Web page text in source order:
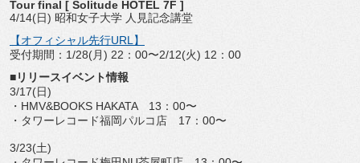
Tour final [ Solitude HOTEL 7F ]
4/14(日) 昭和女子大学 人見記念講堂
【オフィシャル先行URL】
受付期間：1/28(月) 22：00〜2/12(火) 12：00
■リリースイベント情報
3/17(日)
・HMV&BOOKS HAKATA 13：00〜
・タワーレコード福岡パルコ店 17：00〜
3/23(土)